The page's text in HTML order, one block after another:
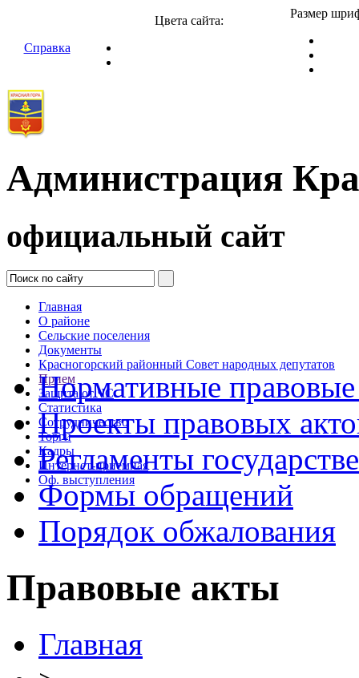
Справка
Цвета сайта:
Размер
Администрация
официальный сайт
Главная
О районе
Сельские поселения
Документы
Красногорский районный Совет народных депутатов
Прием
Защита от ЧС
Статистика
Сотрудничество
Торги
Кадры
Интернет-приемная
Оф. выступления
Нормативные
Проекты правовых
Регламенты
Формы обращений
Порядок обжалования
Правовые акты
Главная